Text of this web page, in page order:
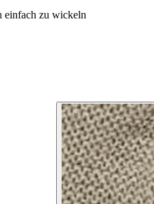
einfach zu wickeln